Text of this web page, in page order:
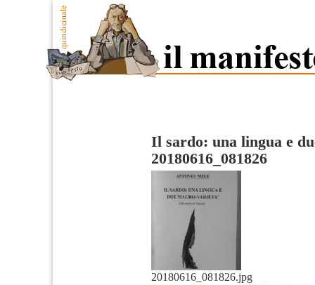
Il sardo: una lingua e
20180616_081826
20180616_081826.jpg